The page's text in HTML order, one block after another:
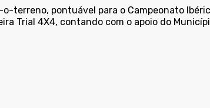
terreno, pontuável para o Campeonato
Trial 4X4, contando com o apoio do